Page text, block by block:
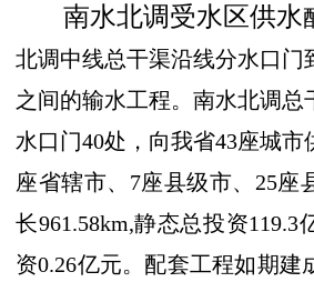
南水北调受水区供水
北调中线总干渠沿线分水口门
之间的输水工程。南水北调总
水口门40处，向我省43座城市
座省辖市、 7座县级市、 25座
长961.58km,静态总投资119.3
资0.26亿元。 配套工程如期建